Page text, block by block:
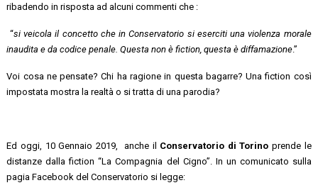
ribadendo in risposta ad alcuni commenti che :
“si veicola il concetto che in Conservatorio si eserciti una violenza morale
inaudita e da codice penale. Questa non è fiction, questa è diffamazione.”
Voi cosa ne pensate? Chi ha ragione in questa bagarre? Una fiction così
impostata mostra la realtà o si tratta di una parodia?
Ed oggi, 10 Gennaio 2019, anche il Conservatorio di Torino prende le
distanze dalla fiction “La Compagnia del Cigno”. In un comunicato sulla
pagia Facebook del Conservatorio si legge: